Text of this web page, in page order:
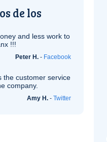
de los
and less work to
!!!
Peter H. - Facebook
the customer service
company.
Amy H. - Twitter